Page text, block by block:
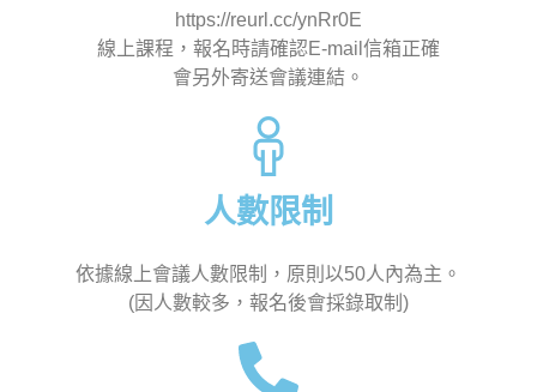
https://reurl.cc/ynRr0E
線上課程，報名時請確認E-mail信箱正確
會另外寄送會議連結。
人數限制
依據線上會議人數限制，原則以50人內為主。
(因人數較多，報名後會採錄取制)